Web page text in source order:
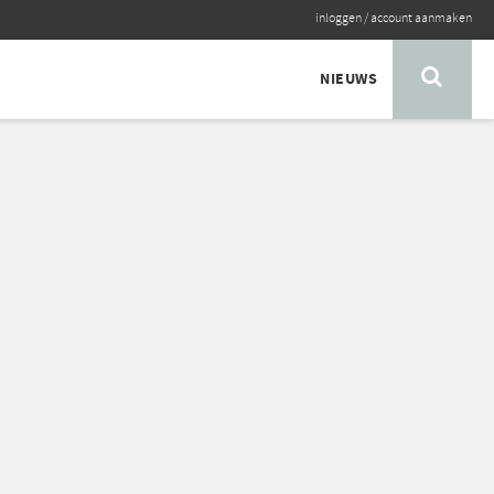
inloggen/account aanmaken
NIEUWS